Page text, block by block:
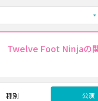
Twelve Foot Ninjaの
種別 公演